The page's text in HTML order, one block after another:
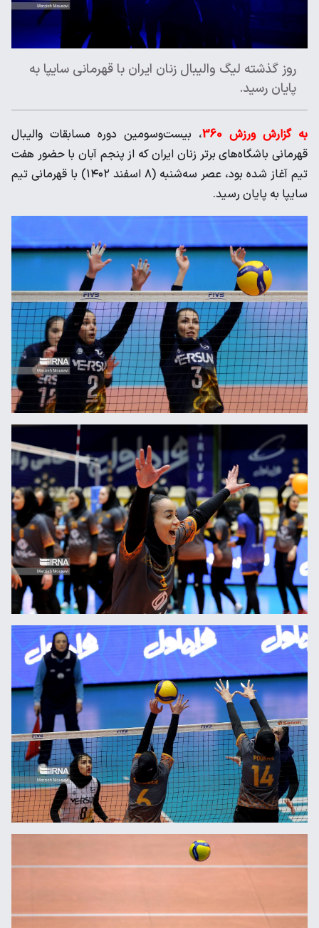
روز گذشته لیگ والیبال زنان ایران با قهرمانی سایپا به
پایان رسید.
به گزارش ورزش 360
، بیست‌وسومین دوره مسابقات والیبال
قهرمانی باشگاه‌های برتر زنان ایران که از پنجم آبان با حضور هفت
تیم آغاز شده بود، عصر سه‌شنبه (۸ اسفند ۱۴۰۲) با قهرمانی تیم
سایپا به پایان ‌رسید.